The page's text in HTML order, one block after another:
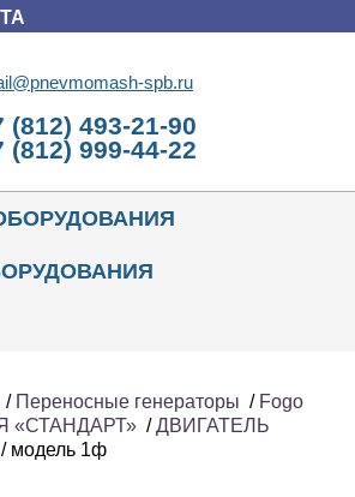
spb.ru
(812) 493-21-90
(812) 999-44-22
/ Переносные генераторы / Fogo
«СТАНДАРТ» /ДВИГАТЕЛЬ
/ модель 1ф